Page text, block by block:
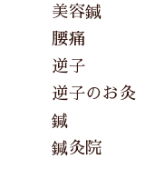
美容鍼
腰痛
逆子
逆子のお灸
鍼
鍼灸院